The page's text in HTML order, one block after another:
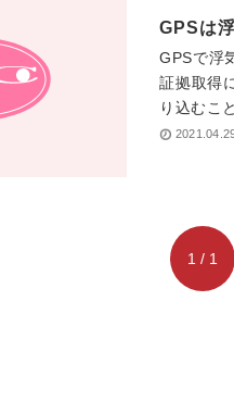
GPSは
GPSで浮
証拠取得
り込むこ
1 / 1